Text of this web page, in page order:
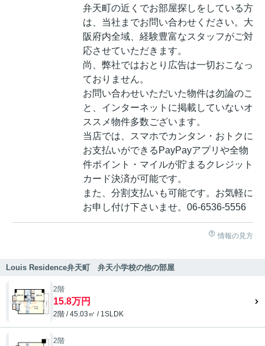
弁天町の近くでお部屋探しをしている方
は、当社までお問い合わせください。大
阪府内全域、経験豊富なスタッフがご対
応させていただきます。
尚、弊社ではおとり広告は一切おこなっ
ておりません。
お問い合わせいただいた物件は勿論のこ
と、インターネットに掲載していないオ
ススメ物件多数ございます。
当店では、スマホでカンタン・おトクに
お支払いができるPayPayアプリや全物
件ポイント・マイルが貯まるクレジット
カード決済が可能です。
また、分割支払いも可能です。お気軽に
お申し付け下さいませ。06-6536-5556
情報の見方
Louis Residence弁天町 弁天小学校の他の部屋
2階
15.8万円
2階 / 45.03㎡ / 1SLDK
2階